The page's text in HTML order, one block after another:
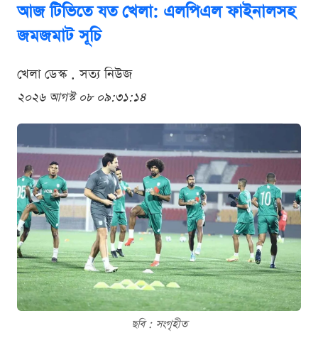
আজ টিভিতে যত খেলা: এলপিএল ফাইনালসহ
জমজমাট সূচি
খেলা ডেস্ক . সত্য নিউজ
২০২৬ আগস্ট ০৮ ০৯:৩১:১৪
ছবি : সংগৃহীত